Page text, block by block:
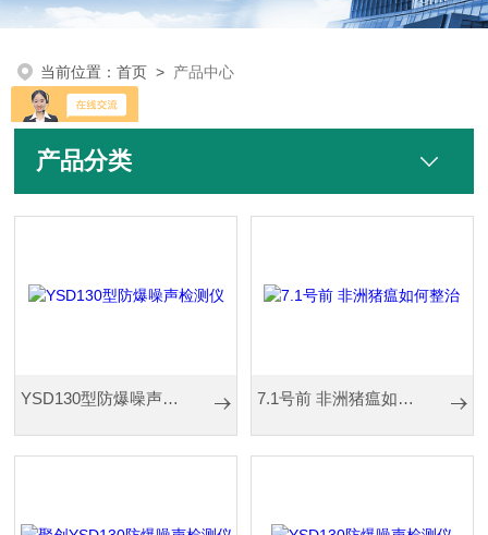
当前位置：首页 > 产品中心
产品分类
YSD130型防爆噪声检测仪 7.1号前 非洲猪瘟如何整治